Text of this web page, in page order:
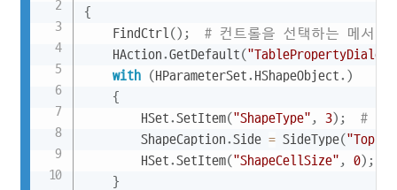
{
	FindCtrl
() ;
# 컨트롤을 선택하는 메서
	HAction
.GetDefault("TablePropertyDialog"
with (HParameterSet. HShapeObject. )
{
		HSet
.SetItem("ShapeType" , 3) ;
# 표
		ShapeCaption
.Side = SideType("Top"
		HSet
.SetItem("ShapeCellSize" , 0) ;
}